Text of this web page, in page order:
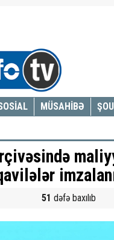
MÜSAHİBƏ
51 dəfə baxılıb